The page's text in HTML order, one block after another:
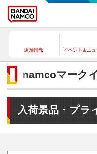
店舗情報 イベント&ニュ
namcoマーク
入荷景品・プラ